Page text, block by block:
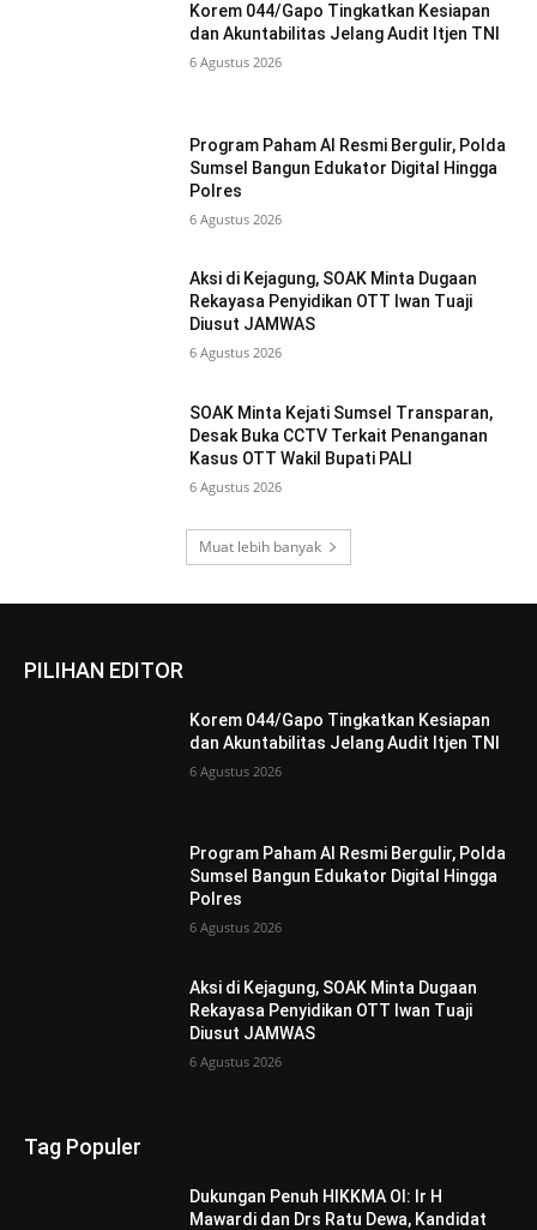
Korem 044/Gapo Tingkatkan Kesiapan
dan Akuntabilitas Jelang Audit Itjen TNI
6 Agustus 2026
Program Paham AI Resmi Bergulir, Polda
Sumsel Bangun Edukator Digital Hingga
Polres
6 Agustus 2026
Aksi di Kejagung, SOAK Minta Dugaan
Rekayasa Penyidikan OTT Iwan Tuaji
Diusut JAMWAS
6 Agustus 2026
SOAK Minta Kejati Sumsel Transparan,
Desak Buka CCTV Terkait Penanganan
Kasus OTT Wakil Bupati PALI
6 Agustus 2026
Muat lebih banyak
PILIHAN EDITOR
Korem 044/Gapo Tingkatkan Kesiapan
dan Akuntabilitas Jelang Audit Itjen TNI
6 Agustus 2026
Program Paham AI Resmi Bergulir, Polda
Sumsel Bangun Edukator Digital Hingga
Polres
6 Agustus 2026
Aksi di Kejagung, SOAK Minta Dugaan
Rekayasa Penyidikan OTT Iwan Tuaji
Diusut JAMWAS
6 Agustus 2026
Tag Populer
Dukungan Penuh HIKKMA OI: Ir H
Mawardi dan Drs Ratu Dewa, Kandidat